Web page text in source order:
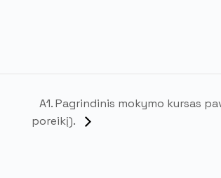
A1. Pagrindinis mokymo kursas
poreikį).